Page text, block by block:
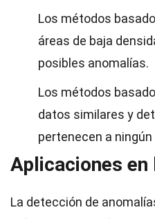
Los métodos
áreas de baja
posibles anomalías.
Los métodos
datos similares y
pertenecen a ningún
Aplicaciones en
La detección de